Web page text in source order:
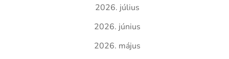
2026. július
2026. június
2026. május